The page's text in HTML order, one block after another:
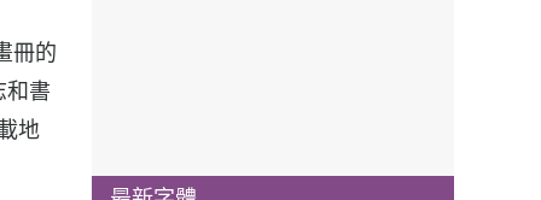
冊的
和書
地